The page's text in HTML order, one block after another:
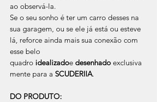
ao observá-la.
Se o seu sonho é ter um carro desses na
sua garagem, ou se ele já está ou esteve
lá, reforce ainda mais sua conexão com
esse belo
quadro idealizadoe desenhado exclusiva
mente para a SCUDERIIA.
DO PRODUTO: